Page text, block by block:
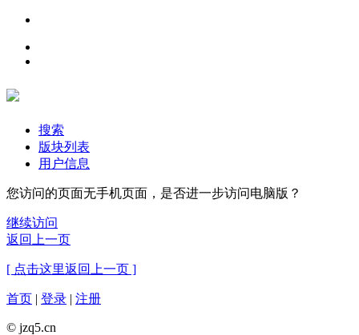
搜索
版块列表
用户信息
您访问的页面无手机页面，是否进一步访问电脑版？
继续访问
返回上一页
[ 点击这里返回上一页 ]
首页 | 登录 | 注册
© jzq5.cn